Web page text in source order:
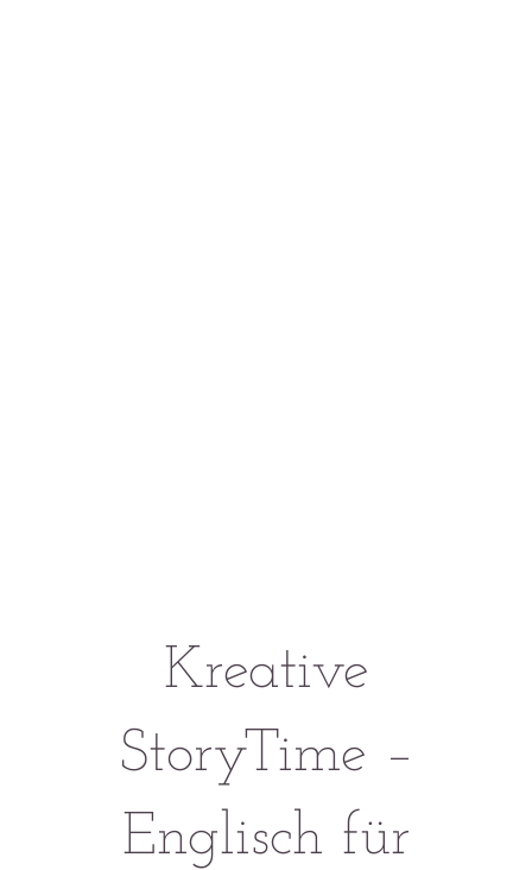
Kreative
StoryTime –
Englisch für